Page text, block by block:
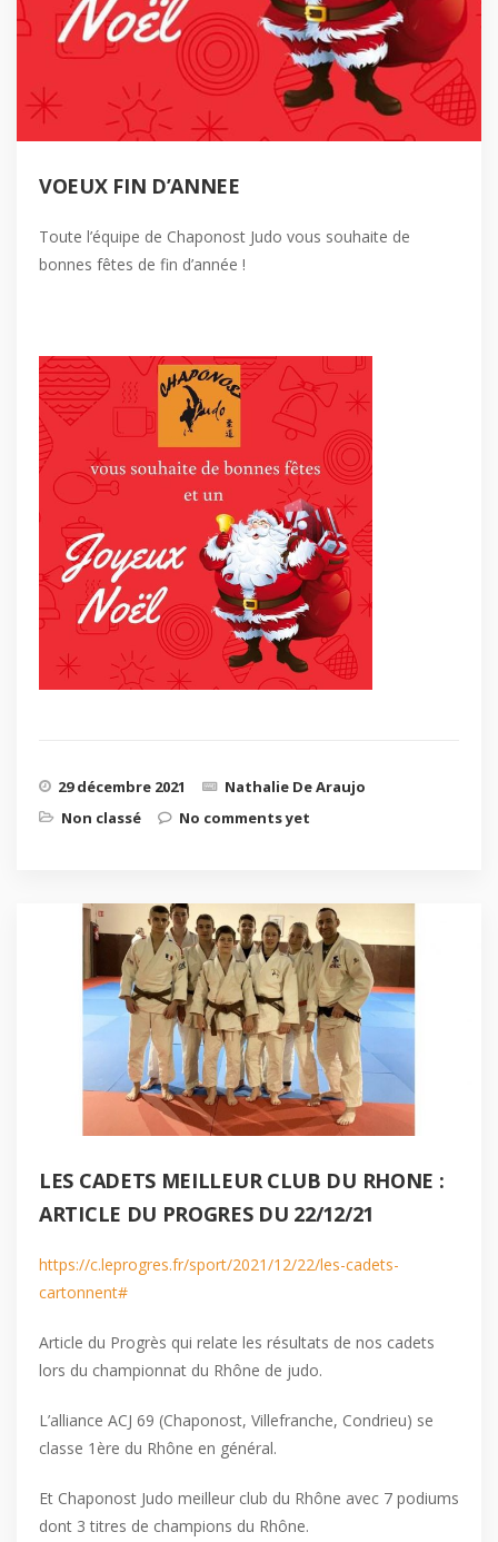
VOEUX FIN D’ANNEE
Toute l’équipe de Chaponost Judo vous souhaite de
bonnes fêtes de fin d’année !
29 décembre 2021
Nathalie De Araujo
Non classé
No comments yet
LES CADETS MEILLEUR CLUB DU RHONE :
ARTICLE DU PROGRES DU 22/12/21
https://c.leprogres.fr/sport/2021/12/22/les-cadets-
cartonnent#
Article du Progrès qui relate les résultats de nos cadets
lors du championnat du Rhône de judo.
L’alliance ACJ 69 (Chaponost, Villefranche, Condrieu) se
classe 1ère du Rhône en général.
Et Chaponost Judo meilleur club du Rhône avec 7 podiums
dont 3 titres de champions du Rhône.